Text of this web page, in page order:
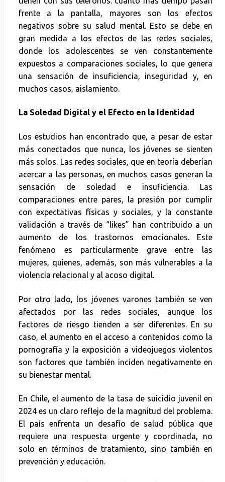
frente a la pantalla, mayores son los efectos
negativos sobre su salud mental. Esto se debe en
gran medida a los efectos de las redes sociales,
donde los adolescentes se ven constantemente
expuestos a comparaciones sociales, lo que genera
una sensación de insuficiencia, inseguridad y, en
muchos casos, aislamiento.
La Soledad Digital y el Efecto en la Identidad
Los estudios han encontrado que, a pesar de estar
más conectados que nunca, los jóvenes se sienten
más solos. Las redes sociales, que en teoría deberían
acercar a las personas, en muchos casos generan la
sensación de soledad e insuficiencia. Las
comparaciones entre pares, la presión por cumplir
con expectativas físicas y sociales, y la constante
validación a través de “likes” han contribuido a un
aumento de los trastornos emocionales. Este
fenómeno es particularmente grave entre las
mujeres, quienes, además, son más vulnerables a la
violencia relacional y al acoso digital.
Por otro lado, los jóvenes varones también se ven
afectados por las redes sociales, aunque los
factores de riesgo tienden a ser diferentes. En su
caso, el aumento en el acceso a contenidos como la
pornografía y la exposición a videojuegos violentos
son factores que también inciden negativamente en
su bienestar mental.
En Chile, el aumento de la tasa de suicidio juvenil en
2024 es un claro reflejo de la magnitud del problema.
El país enfrenta un desafío de salud pública que
requiere una respuesta urgente y coordinada, no
solo en términos de tratamiento, sino también en
prevención y educación.